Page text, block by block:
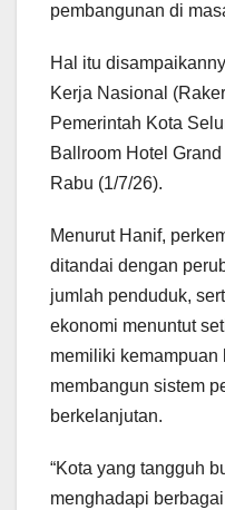
pembangunan di
Hal itu
Kerja Nasional
Pemerintah Kota
Ballroom Hotel
Rabu (1/7/26).
Menurut Hanif,
ditandai dengan
jumlah penduduk,
ekonomi menuntut
memiliki
membangun sistem
berkelanjutan.
“Kota yang tangguh
menghadapi